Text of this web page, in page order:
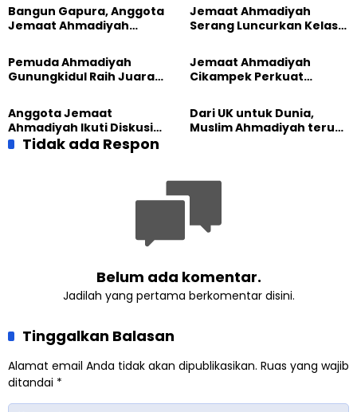
Bangun Gapura, Anggota
Jemaat Ahmadiyah
Sambut HUT RI ke-81
Jemaat Ahmadiyah
Serang Luncurkan Kelas
Generasi Unggul
Pemuda Ahmadiyah
Gunungkidul Raih Juara
Jemaat Ahmadiyah
Cikampek Perkuat
Lewat Pengajian
Gabungan
Anggota Jemaat
Ahmadiyah Ikuti Diskusi
Pluralisme di Yogyakarta
Dari UK untuk Dunia,
Muslim Ahmadiyah terus
Tidak ada Respon
Belum ada komentar.
Jadilah yang pertama berkomentar disini.
Tinggalkan Balasan
Alamat email Anda tidak akan dipublikasikan. Ruas yang wajib
ditandai *